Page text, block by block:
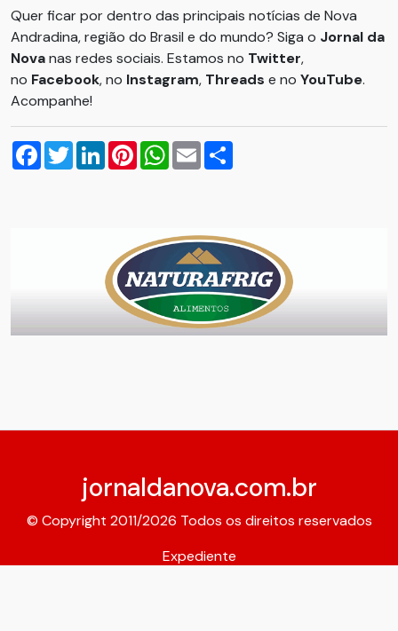
Quer ficar por dentro das principais notícias de Nova
Andradina, região do Brasil e do mundo? Siga o Jornal da
Novanas redes sociais. Estamos no Twitter,
no Facebook, no Instagram, Threads e no YouTube.
Acompanhe!
Facebook
TwitterLinkedInPinterestWhatsApp
Email
jornaldanova.com.br
© Copyright 2011/2026 Todos os direitos reservados
Expediente